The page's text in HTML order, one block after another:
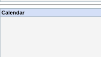
Calendar